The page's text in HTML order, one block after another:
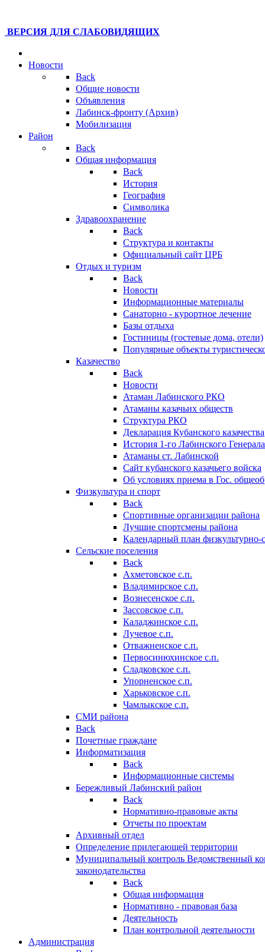
ВЕРСИЯ ДЛЯ СЛАБОВИДЯЩИХ
Новости
Back
Общие новости
Объявления
Лабинск-фронту (Архив)
Мобилизация
Район
Back
Общая информация
Back
История
География
Символика
Здравоохранение
Back
Структура и контакты
Официальный сайт ЦРБ
Отдых и туризм
Back
Новости
Информационные материалы
Санаторно - курортное лечение
Базы отдыха
Гостиницы (гостевые дома, отели)
Популярные объекты
Казачество
Back
Новости
Атаман Лабинского РКО
Атаманы казачьих обществ
Структура РКО
Декларация Кубанского казачества
История 1-го Лабинского
Атаманы ст. Лабинской
Cайт кубанского казачьего войска
Об условиях приема в Гос.
Физкультура и спорт
Back
Спортивные организации района
Лучшие спортсмены района
Календарный план
Сельские поселения
Back
Ахметовское с.п.
Владимирское с.п.
Вознесенское с.п.
Зассовское с.п.
Каладжинское с.п.
Лучевое с.п.
Отважненское с.п.
Первосинюхинское с.п.
Сладковское с.п.
Упорненское с.п.
Харьковское с.п.
Чамлыкское с.п.
СМИ района
Back
Почетные граждане
Информатизация
Back
Информационные системы
Бережливый Лабинский район
Back
Нормативно-правовые акты
Отчеты по проектам
Архивный отдел
Определение прилегающей территории
Муниципальный контроль Ведомственный
законодательства
Back
Общая информация
Нормативно - правовая база
Деятельность
План контрольной деятельности
Администрация